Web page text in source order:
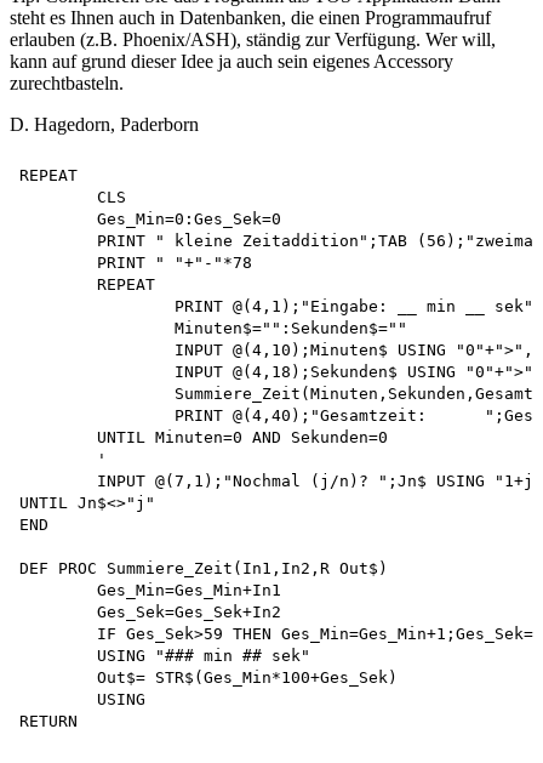
steht es Ihnen auch in Datenbanken, die einen Programmaufruf
erlauben (z.B. Phoenix/ASH), ständig zur Verfügung. Wer will,
kann auf grund dieser Idee ja auch sein eigenes Accessory
zurechtbasteln.
D. Hagedorn, Paderborn
REPEAT
UNTIL Jn$<>"j"
END
DEF PROC Summiere_Zeit(In1,In2,R Out$)